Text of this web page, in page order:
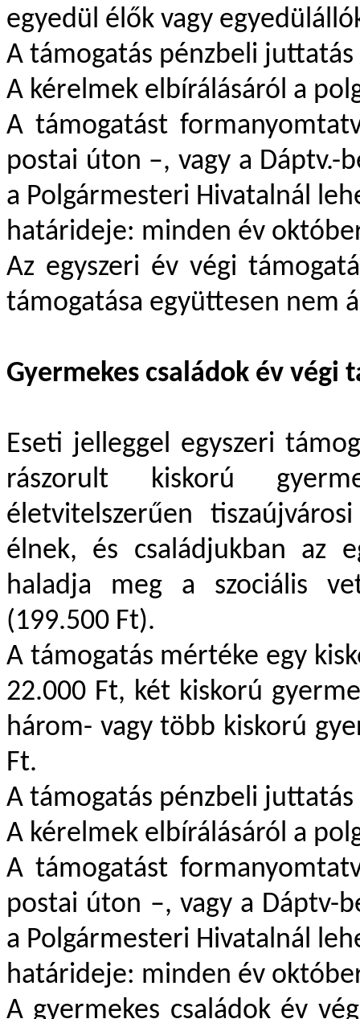
egyedül élők vagy
A támogatás pénzbeli
A kérelmek elbírálásáról a
A támogatást
postai úton –, vagy a
a Polgármesteri Hivatalnál
határideje: minden év
Az egyszeri év végi
támogatása együttesen nem
Gyermekes családok év végi
Eseti jelleggel egyszeri
rászorult kiskorú
életvitelszerűen
élnek, és családjukban az
haladja meg a szociális
(199.500 Ft).
A támogatás mértéke egy
22.000 Ft, két kiskorú
három- vagy több kiskorú
Ft.
A támogatás pénzbeli
A kérelmek elbírálásáról a
A támogatást
postai úton –, vagy a Dáptv-
a Polgármesteri Hivatalnál
határideje: minden év
A gyermekes családok év